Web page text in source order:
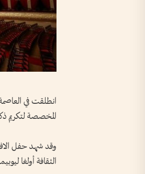
المخصصة لتكريم
وقد شهد حفل
الثقافة أولغا